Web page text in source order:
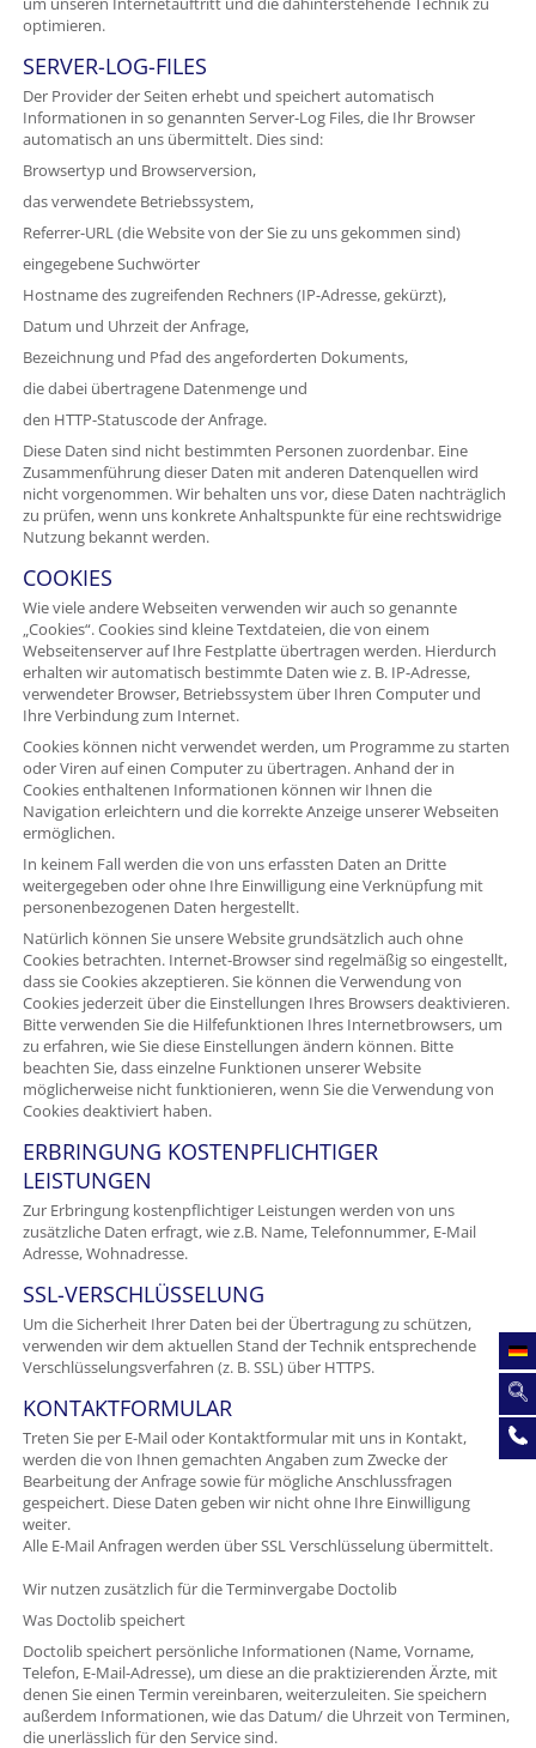
optimieren.
SERVER-LOG-FILES
Der Provider der Seiten erhebt und speichert automatisch
Informationen in so genannten Server-Log Files, die Ihr Browser
automatisch an uns übermittelt. Dies sind:
Browsertyp und Browserversion,
das verwendete Betriebssystem,
Referrer-URL (die Website von der Sie zu uns gekommen sind)
eingegebene Suchwörter
Hostname des zugreifenden Rechners (IP-Adresse, gekürzt),
Datum und Uhrzeit der Anfrage,
Bezeichnung und Pfad des angeforderten Dokuments,
die dabei übertragene Datenmenge und
den HTTP-Statuscode der Anfrage.
Diese Daten sind nicht bestimmten Personen zuordenbar. Eine
Zusammenführung dieser Daten mit anderen Datenquellen wird
nicht vorgenommen. Wir behalten uns vor, diese Daten nachträglich
zu prüfen, wenn uns konkrete Anhaltspunkte für eine rechtswidrige
Nutzung bekannt werden.
COOKIES
Wie viele andere Webseiten verwenden wir auch so genannte
„Cookies“. Cookies sind kleine Textdateien, die von einem
Webseitenserver auf Ihre Festplatte übertragen werden. Hierdurch
erhalten wir automatisch bestimmte Daten wie z. B. IP-Adresse,
verwendeter Browser, Betriebssystem über Ihren Computer und
Ihre Verbindung zum Internet.
Cookies können nicht verwendet werden, um Programme zu starten
oder Viren auf einen Computer zu übertragen. Anhand der in
Cookies enthaltenen Informationen können wir Ihnen die
Navigation erleichtern und die korrekte Anzeige unserer Webseiten
ermöglichen.
In keinem Fall werden die von uns erfassten Daten an Dritte
weitergegeben oder ohne Ihre Einwilligung eine Verknüpfung mit
personenbezogenen Daten hergestellt.
Natürlich können Sie unsere Website grundsätzlich auch ohne
Cookies betrachten. Internet-Browser sind regelmäßig so eingestellt,
dass sie Cookies akzeptieren. Sie können die Verwendung von
Cookies jederzeit über die Einstellungen Ihres Browsers deaktivieren.
Bitte verwenden Sie die Hilfefunktionen Ihres Internetbrowsers, um
zu erfahren, wie Sie diese Einstellungen ändern können. Bitte
beachten Sie, dass einzelne Funktionen unserer Website
möglicherweise nicht funktionieren, wenn Sie die Verwendung von
Cookies deaktiviert haben.
ERBRINGUNG KOSTENPFLICHTIGER
LEISTUNGEN
Zur Erbringung kostenpflichtiger Leistungen werden von uns
zusätzliche Daten erfragt, wie z.B. Name, Telefonnummer, E-Mail
Adresse, Wohnadresse.
SSL-VERSCHLÜSSELUNG
Um die Sicherheit Ihrer Daten bei der Übertragung zu schützen,
verwenden wir dem aktuellen Stand der Technik entsprechende
Verschlüsselungsverfahren (z. B. SSL) über HTTPS.
KONTAKTFORMULAR
Treten Sie per E-Mail oder Kontaktformular mit uns in Kontakt,
werden die von Ihnen gemachten Angaben zum Zwecke der
Bearbeitung der Anfrage sowie für mögliche Anschlussfragen
gespeichert. Diese Daten geben wir nicht ohne Ihre Einwilligung
weiter.
Alle E-Mail Anfragen werden über SSL Verschlüsselung übermittelt.
Wir nutzen zusätzlich für die Terminvergabe Doctolib
Was Doctolib speichert
Doctolib speichert persönliche Informationen (Name, Vorname,
Telefon, E-Mail-Adresse), um diese an die praktizierenden Ärzte, mit
denen Sie einen Termin vereinbaren, weiterzuleiten. Sie speichern
außerdem Informationen, wie das Datum/ die Uhrzeit von Terminen,
die unerlässlich für den Service sind.